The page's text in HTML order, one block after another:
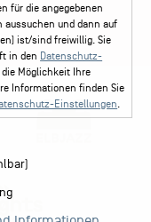
für die angegebenen
aussuchen und dann auf
ist/sind freiwillig. Sie
in den Datenschutz-
Möglichkeit Ihre
Informationen finden Sie
Einstellungen.